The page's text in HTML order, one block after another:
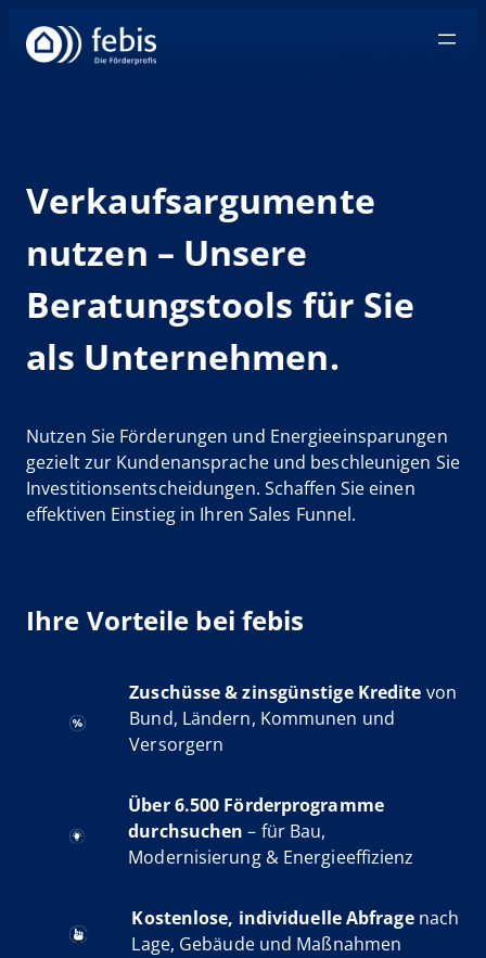
Zum
Inhalt
Verkaufsargumente
nutzen – Unsere
Beratungstools für Sie
als Unternehmen.
Nutzen Sie Förderungen und Energieeinsparungen
gezielt zur Kundenansprache und beschleunigen Sie
Investitionsentscheidungen. Schaffen Sie einen
effektiven Einstieg in Ihren Sales Funnel.
Ihre Vorteile bei febis
Zuschüsse & zinsgünstige Kredite von
Bund, Ländern, Kommunen und
Versorgern
Über 6.500 Förderprogramme
durchsuchen – für Bau,
Modernisierung & Energieeffizienz
Kostenlose, individuelle Abfragenach
Lage, Gebäude und Maßnahmen